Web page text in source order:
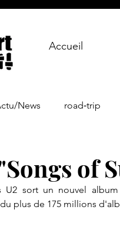
Accueil
News road‑trip
of
U2 sort un nouvel
plus de 175 millions